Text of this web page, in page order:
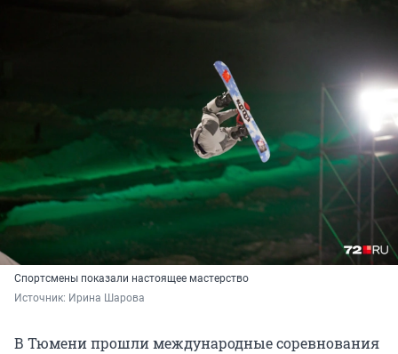
Спортсмены показали настоящее мастерство
Источник: Ирина Шарова
В Тюмени прошли международные соревнования